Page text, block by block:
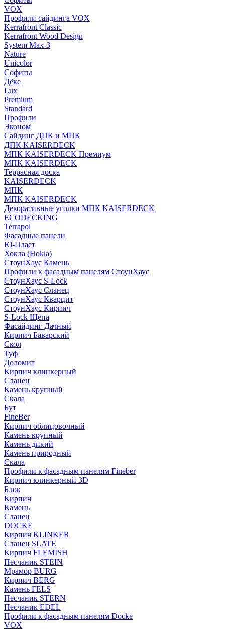
VOX
Профили сайдинга VOX
Kerrafront Classic
Kerrafront Wood Design
System Max-3
Nature
Unicolor
Софиты
Дёке
Lux
Premium
Standard
Профили
Эконом
Сайдинг ДПК и МПК
ДПК KAISERDECK
МПК KAISERDECK Премиум
МПК KAISERDECK
Террасная доска
KAISERDECK
МПК
МПК KAISERDECK
Декоративные уголки МПК KAISERDECK
ECODECKING
Terrapol
Фасадные панели
Ю-Пласт
Хокла (Hokla)
СтоунХаус Камень
Профили к фасадным панелям СтоунХаус
СтоунХаус S-Lock
СтоунХаус Сланец
СтоунХаус Кварцит
СтоунХаус Кирпич
S-Lock Щепа
Фасайдинг Дачный
Кирпич Баварский
Скол
Туф
Доломит
Кирпич клинкерный
Сланец
Камень крупный
Скала
Бут
FineBer
Кирпич облицовочный
Камень крупный
Камень дикий
Камень природный
Скала
Профили к фасадным панелям Fineber
Кирпич клинкерный 3D
Блок
Кирпич
Камень
Сланец
DOCKE
Кирпич KLINKER
Сланец SLATE
Кирпич FLEMISH
Пес­ча­ник STEIN
Мрамор BURG
Кирпич BERG
Камень FELS
Пес­ча­ник STERN
Пес­ча­ник EDEL
Профили к фасадным панелям Docke
VOX